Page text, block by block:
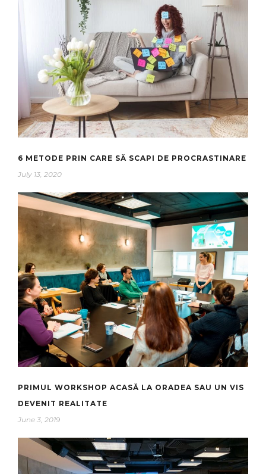
6 METODE PRIN CARE SĂ SCAPI DE PROCRASTINARE
July 13, 2020
PRIMUL WORKSHOP ACASĂ LA ORADEA SAU UN VIS
DEVENIT REALITATE
June 3, 2019